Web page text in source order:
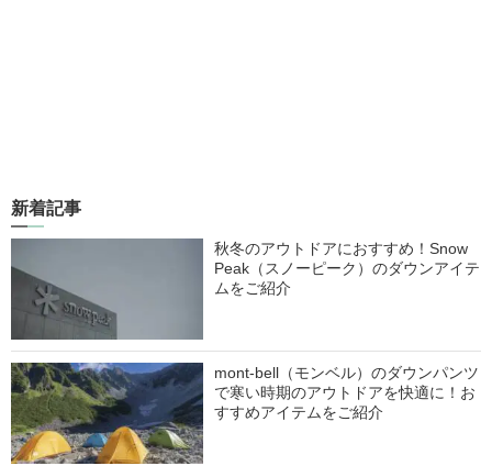
新着記事
秋冬のアウトドアにおすすめ！Snow
Peak（スノーピーク）のダウンアイテ
ムをご紹介
mont-bell（モンベル）のダウンパンツ
で寒い時期のアウトドアを快適に！お
すすめアイテムをご紹介